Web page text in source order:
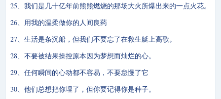
25、我们是几十亿年前熊熊燃烧的那场大火所爆出来的一点火花。
26、用我的温柔做你的人间良药
27、生活是条沉船，但我们不要忘了在救生艇上高歌。
28、不要被结果操控原本因为梦想而灿烂的心。
29、任何瞬间的心动都不容易，不要怠慢了它
30、他们总想把你埋了，但你要记得你是种子。